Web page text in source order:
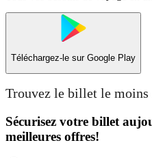
Téléchargez-le sur Google Play
Trouvez le billet le moins
Sécurisez votre billet
meilleures offres!